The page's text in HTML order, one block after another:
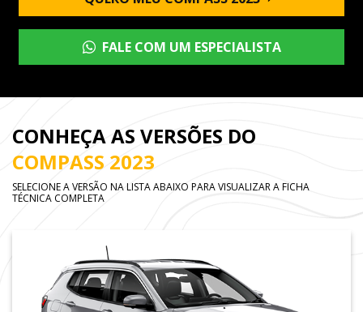
FALE COM UM ESPECIALISTA
CONHEÇA AS VERSÕES DO
COMPASS 2023
SELECIONE A VERSÃO NA LISTA ABAIXO PARA VISUALIZAR A FICHA
TÉCNICA COMPLETA